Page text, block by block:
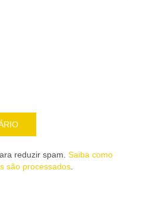
reduzir spam. Saiba como
são processados